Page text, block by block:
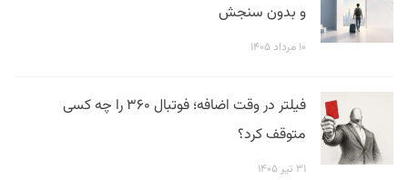
و بدون سنجش
۱۰ مرداد ۱۴۰۵
فیلتر در وقت اضافه؛ فوتبال ۳۶۰ را چه کسی
متوقف کرد؟
۳۱ تیر ۱۴۰۵